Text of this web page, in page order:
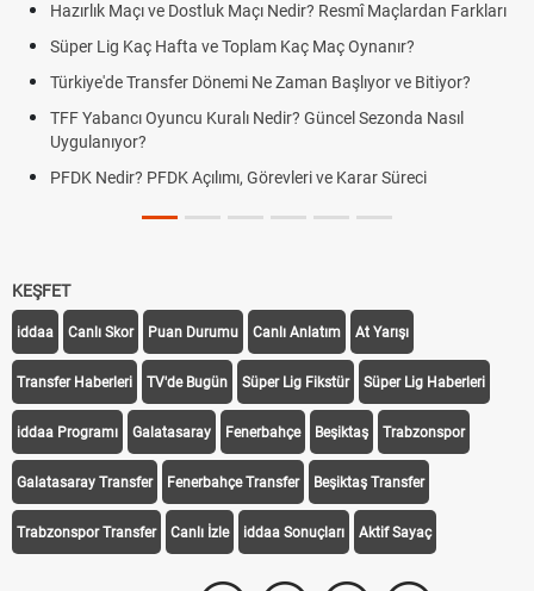
Hazırlık Maçı ve Dostluk Maçı Nedir? Resmî Maçlardan Farkları
Süper Lig Kaç Hafta ve Toplam Kaç Maç Oynanır?
Türkiye'de Transfer Dönemi Ne Zaman Başlıyor ve Bitiyor?
TFF Yabancı Oyuncu Kuralı Nedir? Güncel Sezonda Nasıl
Uygulanıyor?
PFDK Nedir? PFDK Açılımı, Görevleri ve Karar Süreci
KEŞFET
iddaa Canlı Skor Puan Durumu Canlı Anlatım At Yarışı
Transfer Haberleri TV'de Bugün Süper Lig Fikstür Süper Lig Haberleri
iddaa Programı Galatasaray Fenerbahçe Beşiktaş Trabzonspor
Galatasaray Transfer Fenerbahçe Transfer Beşiktaş Transfer
Trabzonspor Transfer Canlı İzle iddaa Sonuçları Aktif Sayaç